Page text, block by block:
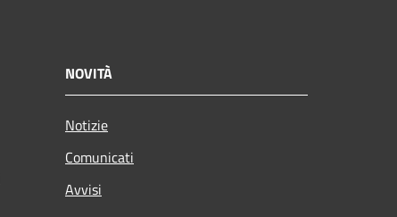
NOVITÀ
Notizie
Comunicati
Avvisi